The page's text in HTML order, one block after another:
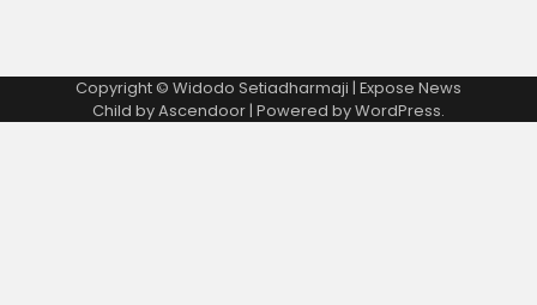
Copyright © Widodo Setiadharmaji | Expose News
Child byAscendoor| Powered byWordPress.